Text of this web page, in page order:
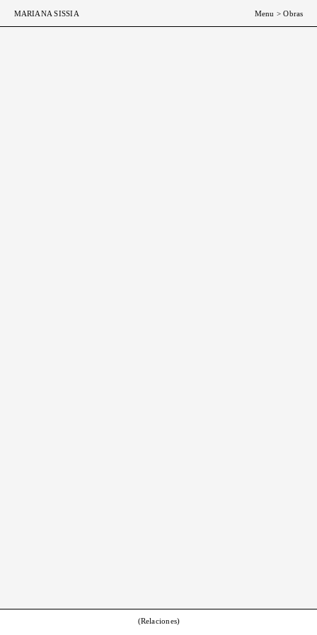
MARIANA SISSIA Menu >Obras
ESPENG
(Relaciones)